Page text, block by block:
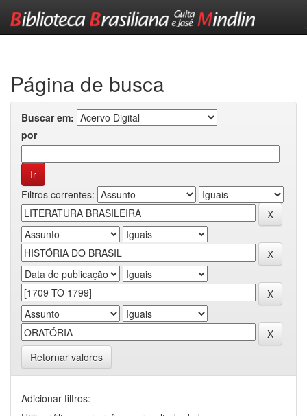
Página de busca
Buscar em:
por
Filtros correntes:
Retornar valores
Adicionar filtros: